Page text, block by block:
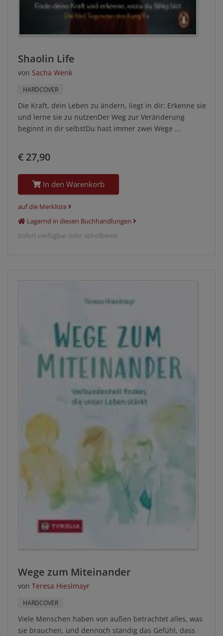
Shaolin Life
von Sacha Wenk
HARDCOVER
Die Kraft, dein Leben zu ändern, liegt in dir: Erkenne sie
und lerne sie zu nutzenDer Weg zur Veränderung
beginnt in dir selbstDu hast immer zwei Wege ...
€ 27,90
In den Warenkorb
auf die Merkliste
Lagernd in diesen Buchhandlungen
Sofort verfügbar oder abholbereit
Wege zum Miteinander
von Teresa Hieslmayr
HARDCOVER
Viele Menschen haben von außen betrachtet alles, was
sie brauchen, und dennoch ständig das Gefühl, dass